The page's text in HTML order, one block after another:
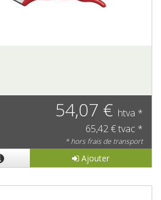
54,07 € htva *
65,42 € tvac *
* hors frais de transport
Ajouter